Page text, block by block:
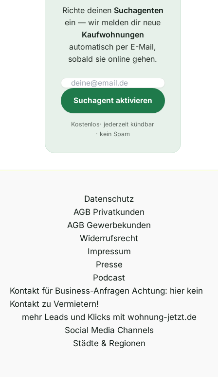
Richte deinen Suchagenten
ein — wir melden dir neue
Kaufwohnungen
automatisch per E-Mail,
sobald sie online gehen.
Suchagent aktivieren
l
r
a
t
i
v
e
:
Kostenlos· jederzeit kündbar
· kein Spam
Datenschutz
AGB Privatkunden
AGB Gewerbekunden
Widerrufsrecht
Impressum
Presse
Podcast
Kontakt für Business-Anfragen Achtung: hier kein
Kontakt zu Vermietern!
mehr Leads und Klicks mit wohnung-jetzt.de
Social Media Channels
Städte & Regionen